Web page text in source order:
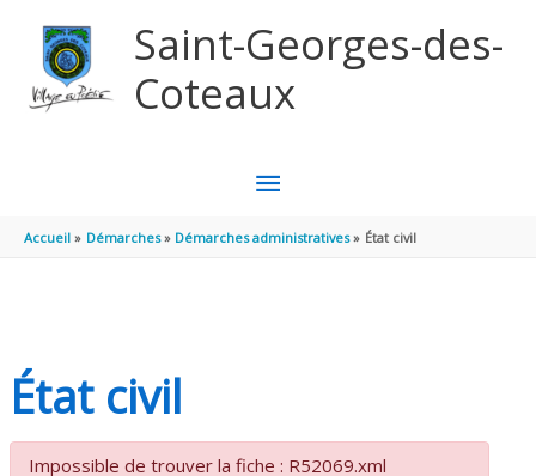
Saint-Georges-des-
Coteaux
MENU
PRINCIPAL
Accueil Démarches Démarches administratives État civil
État civil
Impossible de trouver la fiche : R52069.xml